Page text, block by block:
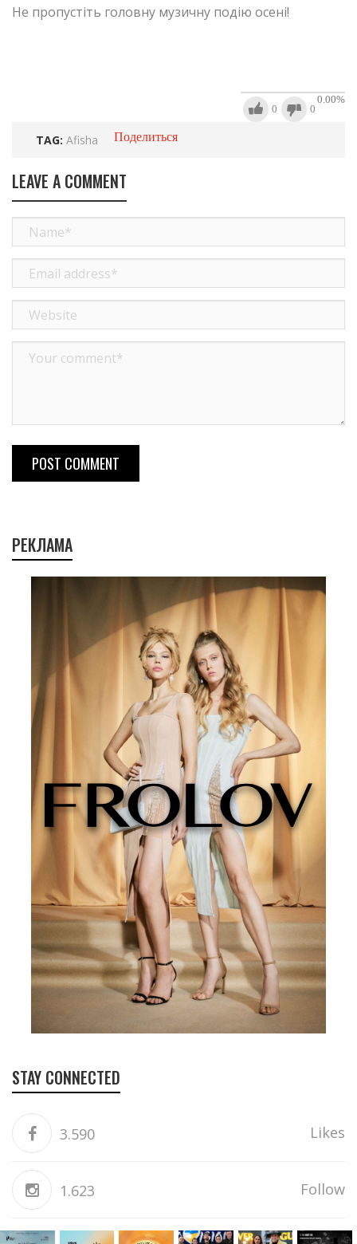
Не пропустіть головну музичну подію осені!
0.00%
0
0
TAG: Afisha Поделиться
LEAVE A COMMENT
POST COMMENT
РЕКЛАМА
STAY CONNECTED
3.590 Likes
1.623 Follow